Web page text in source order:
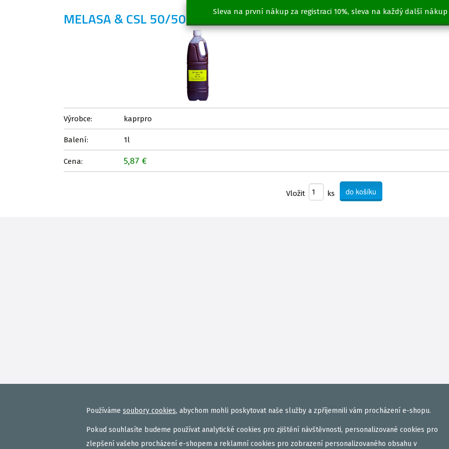
Sleva na první nákup za registraci 10%, sleva na každý další nákup
MELASA & CSL 50/50 1l
Výrobce: kaprpro
Balení: 1l
Cena: 5,87 €
Vložit ks
Používáme soubory cookies, abychom mohli poskytovat naše služby a zpříjemnili vám procházení e-shopu.
Pokud souhlasíte budeme používat analytické cookies pro zjištění návštěvnosti, personalizované cookies pro
zlepšení vašeho procházení e-shopem a reklamní cookies pro zobrazení personalizovaného obsahu v